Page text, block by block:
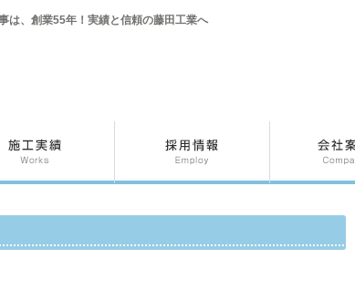
は、創業55年！実績と信頼の藤田工業へ